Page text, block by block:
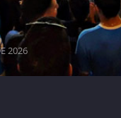
2026